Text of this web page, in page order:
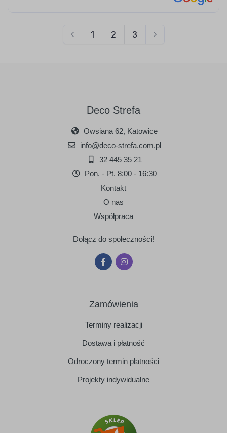
Deco Strefa
Owsiana 62, Katowice
info@deco-strefa.com.pl
32 445 35 21
Pon. - Pt. 8:00 - 16:30
Kontakt
O nas
Współpraca
Dołącz do społeczności!
Zamówienia
Terminy realizacji
Dostawa i płatność
Odroczony termin płatności
Projekty indywidualne